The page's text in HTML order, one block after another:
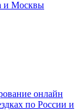
и Москвы
онлайн
по России и